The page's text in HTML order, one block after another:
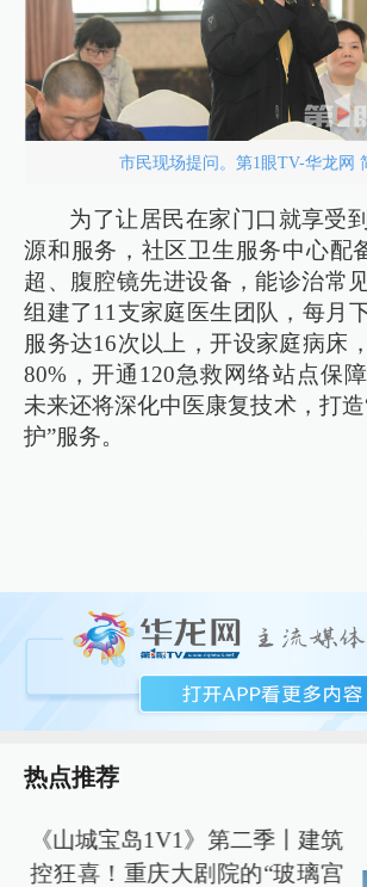
市民现场提问。第1眼TV-华龙网
为了让居民在家门口就享受
源和服务，社区卫生服务中心配
超、腹腔镜先进设备，能诊治常
组建了11支家庭医生团队，每月
服务达16次以上，开设家庭病床
80%，开通120急救网络站点保
未来还将深化中医康复技术，打造
护”服务。
热点推荐
《山城宝岛1V1》第二季丨建筑
控狂喜！重庆大剧院的“玻璃宫